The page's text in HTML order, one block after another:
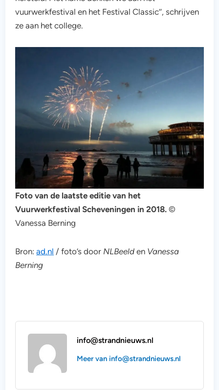
vuurwerkfestival en het Festival Classic’’, schrijven
ze aan het college.
Foto van de laatste editie van het
Vuurwerkfestival Scheveningen in 2018. ©
Vanessa Berning
Bron:ad.nl / foto’s door NLBeelden Vanessa
Berning
info@strandnieuws.nl
Meer van info@strandnieuws.nl